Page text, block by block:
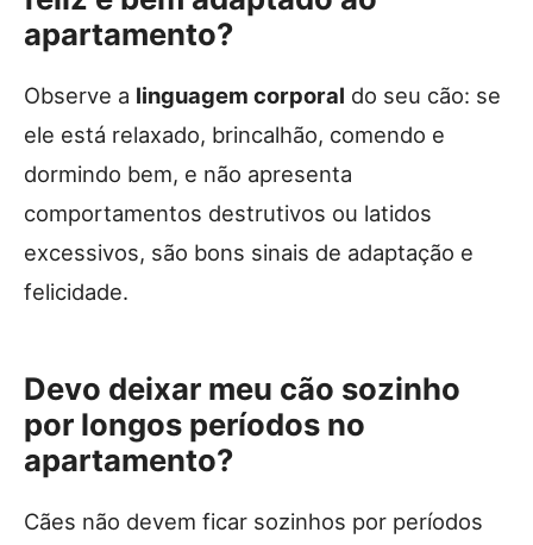
apartamento?
Observe a linguagem corporal do seu cão: se
ele está relaxado, brincalhão, comendo e
dormindo bem, e não apresenta
comportamentos destrutivos ou latidos
excessivos, são bons sinais de adaptação e
felicidade.
Devo deixar meu cão sozinho
por longos períodos no
apartamento?
Cães não devem ficar sozinhos por períodos